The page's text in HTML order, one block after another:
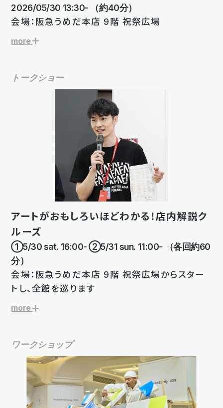
2026/05/30 13:30- （約40分）
会場：阪急うめだ本店 9階 祝祭広場
more
トークショー
アートがおもしろいほどわかる！店内解説ク
ルーズ
①5/30 sat. 16:00- ②5/31 sun. 11:00- （各回約60
分）
会場：阪急うめだ本店 9階 祝祭広場からスター
トし、全館を巡ります
more
ワークショップ